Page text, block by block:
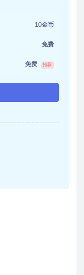
10金币
免费
免费 推荐